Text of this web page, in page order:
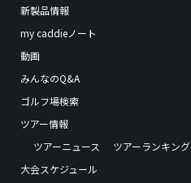
新製品情報
my caddieノート
動画
みんなのQ&A
ゴルフ場検索
ツアー情報
ツアーニュース
ツアーランキング
大会スケジュール